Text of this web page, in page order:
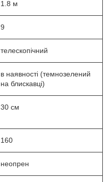
1.8 м
9
телескопічний
в наявності (темнозелений
на блискавці)
30 см
160
неопрен